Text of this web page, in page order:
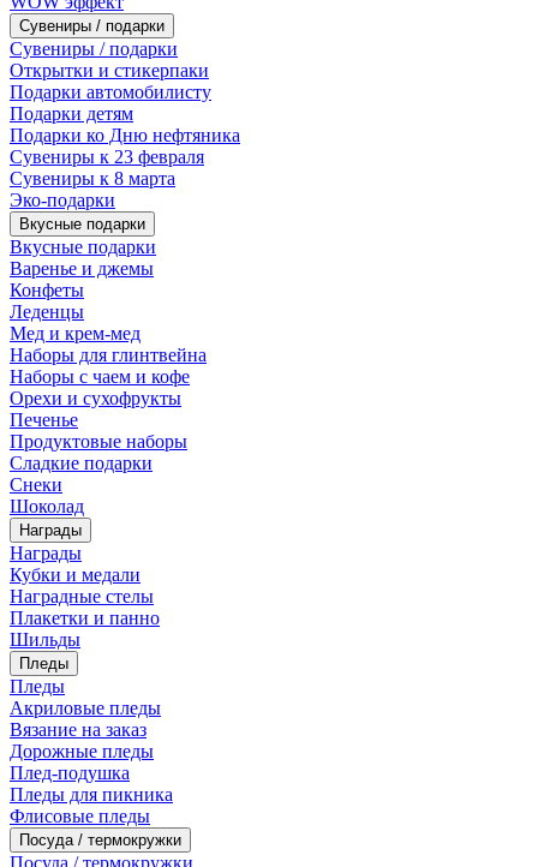
Сувениры / подарки
Сувениры / подарки
Открытки и стикерпаки
Подарки автомобилисту
Подарки детям
Подарки ко Дню нефтяника
Сувениры к 23 февраля
Сувениры к 8 марта
Эко-подарки
Вкусные подарки
Вкусные подарки
Варенье и джемы
Конфеты
Леденцы
Мед и крем-мед
Наборы для глинтвейна
Наборы с чаем и кофе
Орехи и сухофрукты
Печенье
Продуктовые наборы
Сладкие подарки
Снеки
Шоколад
Награды
Награды
Кубки и медали
Наградные стелы
Плакетки и панно
Шильды
Пледы
Пледы
Акриловые пледы
Вязание на заказ
Дорожные пледы
Плед-подушка
Пледы для пикника
Флисовые пледы
Посуда / термокружки
Посуда / термокружки